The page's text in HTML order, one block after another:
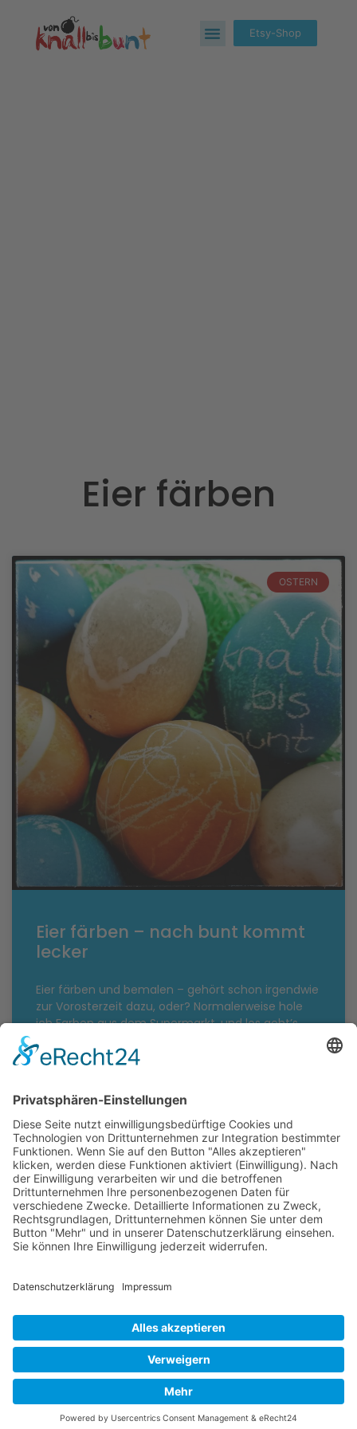
Etsy-Shop
Eier färben
OSTERN
Eier färben – nach bunt kommt
lecker
Eier färben und bemalen – gehört schon irgendwie
zur Vorosterzeit dazu, oder? Normalerweise hole
ich Farben aus dem Supermarkt, und los geht’s.
FOLGE MIR
Instagram
BLOGLOVIN`
DatenschutzImpressum